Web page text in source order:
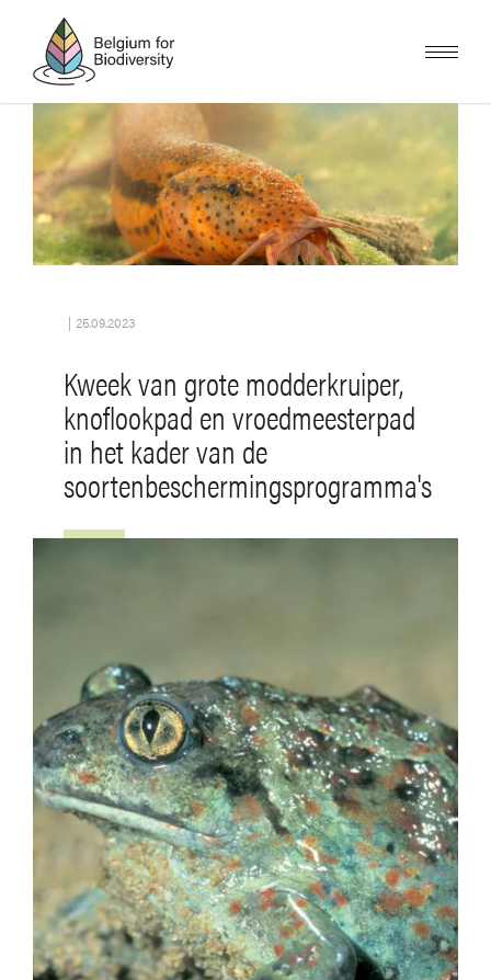
content
Image
| 25.09.2023
Kweek van grote modderkruiper,
knoflookpad en vroedmeesterpad
in het kader van de
soortenbeschermingsprogramma's